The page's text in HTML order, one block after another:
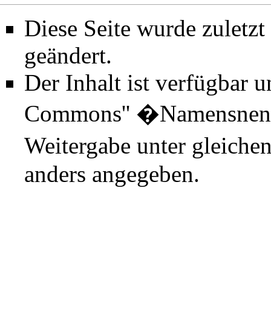
Diese Seite wurde
geändert.
Der Inhalt ist verfügbar
Commons''
Weitergabe unter
anders angegeben.